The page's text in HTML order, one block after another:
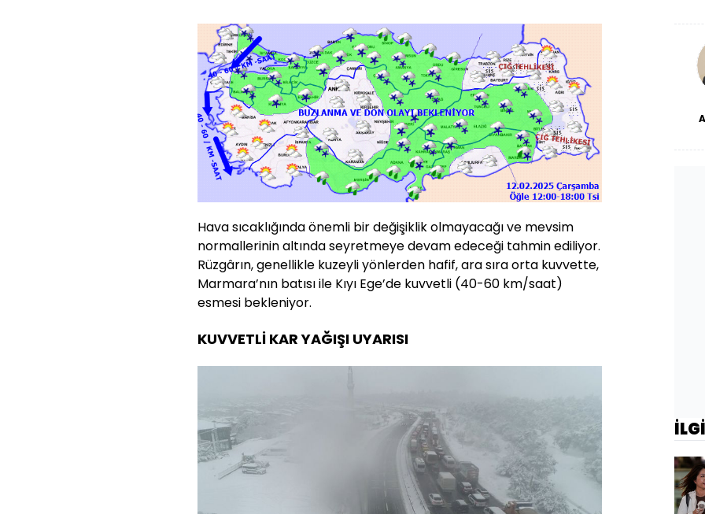
Hava sıcaklığında önemli bir değişiklik olmayacağı ve mevsim
normallerinin altında seyretmeye devam edeceği tahmin ediliyor.
Rüzgârın, genellikle kuzeyli yönlerden hafif, ara sıra orta kuvvette,
Marmara’nın batısı ile Kıyı Ege’de kuvvetli (40-60 km/saat)
esmesi bekleniyor.
KUVVETLİ KAR YAĞIŞI UYARISI